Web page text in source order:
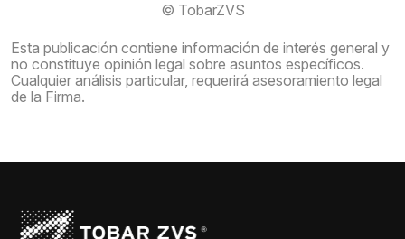
© TobarZVS
Esta publicación contiene información de interés general y
no constituye opinión legal sobre asuntos específicos.
Cualquier análisis particular, requerirá asesoramiento legal
de la Firma.